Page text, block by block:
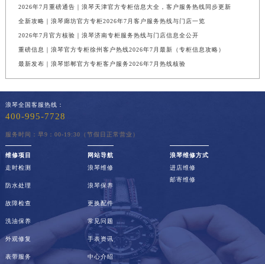
2026年7月重磅通告｜浪琴天津官方专柜信息大全，客户服务热线同步更新
全新攻略｜浪琴廊坊官方专柜2026年7月客户服务热线与门店一览
2026年7月官方核验｜浪琴济南专柜服务热线与门店信息全公开
重磅信息｜浪琴官方专柜徐州客户热线2026年7月最新（专柜信息攻略）
最新发布｜浪琴邯郸官方专柜客户服务2026年7月热线核验
浪琴全国客服热线：
400-995-7728
服务时间：早9：00-19:30（节假日正常营业）
维修项目
走时检测
防水处理
故障检查
洗油保养
外观修复
表带服务
网站导航
浪琴维修
浪琴保养
更换配件
常见问题
手表资讯
中心介绍
浪琴维修方式
进店维修
邮寄维修